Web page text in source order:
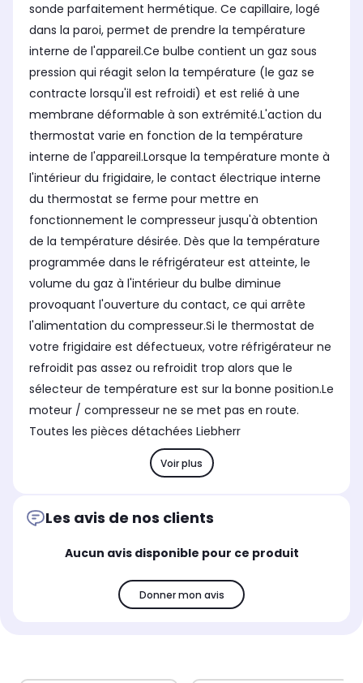
sonde parfaitement hermétique. Ce capillaire, logé
dans la paroi, permet de prendre la température
interne de l'appareil.Ce bulbe contient un gaz sous
pression qui réagit selon la température (le gaz se
contracte lorsqu'il est refroidi) et est relié à une
membrane déformable à son extrémité.L'action du
thermostat varie en fonction de la température
interne de l'appareil.Lorsque la température monte à
l'intérieur du frigidaire, le contact électrique interne
du thermostat se ferme pour mettre en
fonctionnement le compresseur jusqu'à obtention
de la température désirée. Dès que la température
programmée dans le réfrigérateur est atteinte, le
volume du gaz à l'intérieur du bulbe diminue
provoquant l'ouverture du contact, ce qui arrête
l'alimentation du compresseur.Si le thermostat de
votre frigidaire est défectueux, votre réfrigérateur ne
refroidit pas assez ou refroidit trop alors que le
sélecteur de température est sur la bonne position.Le
moteur / compresseur ne se met pas en route.
Toutes les pièces détachées Liebherr
Voir plus
Les avis de nos clients
Aucun avis disponible pour ce produit
Donner mon avis